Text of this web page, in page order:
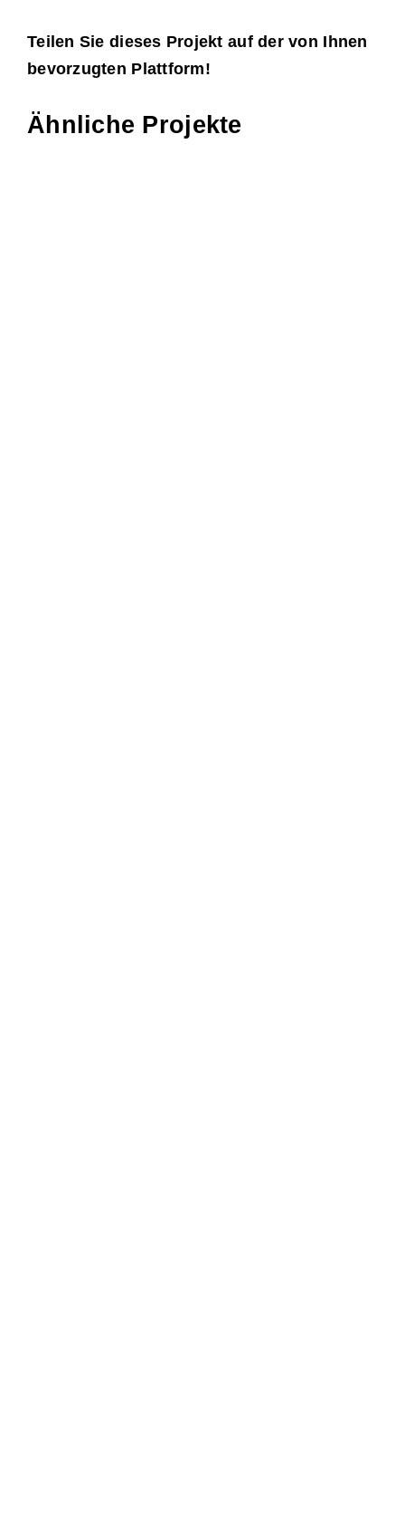
Teilen Sie dieses Projekt auf der von Ihnen
bevorzugten Plattform!
Facebook
X
LinkedIn
WhatsApp
E-
Ähnliche Projekte